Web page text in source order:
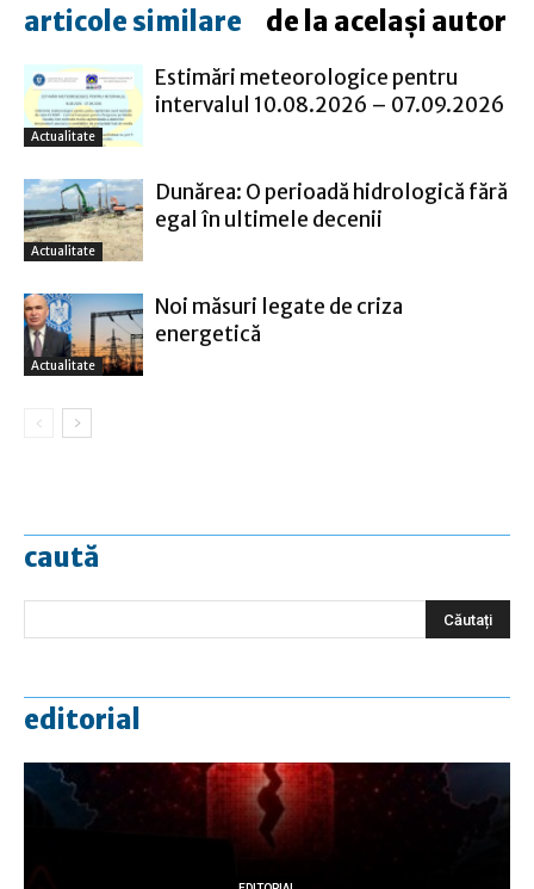
articole similare de la același autor
Actualitate
Estimări meteorologice pentru
intervalul 10.08.2026 – 07.09.2026
Actualitate
Dunărea: O perioadă hidrologică fără
egal în ultimele decenii
Actualitate
Noi măsuri legate de criza
energetică
caută
editorial